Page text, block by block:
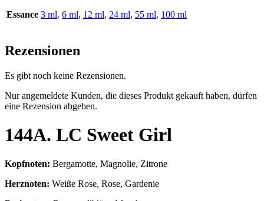
Essance 3 ml, 6 ml, 12 ml, 24 ml, 55 ml, 100 ml
Rezensionen
Es gibt noch keine Rezensionen.
Nur angemeldete Kunden, die dieses Produkt gekauft haben, dürfen
eine Rezension abgeben.
144A. LC Sweet Girl
Kopfnoten: Bergamotte, Magnolie, Zitrone
Herznoten: Weiße Rose, Rose, Gardenie